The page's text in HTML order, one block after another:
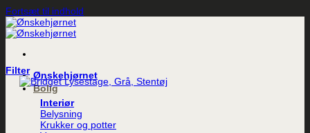
Fortsæt til indhold
Ønskehjørnet
Bolig
Interiør
Belysning
Krukker og potter
Filter